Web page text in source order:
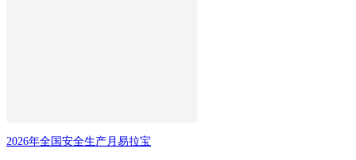
2026年全国安全生产月易拉宝